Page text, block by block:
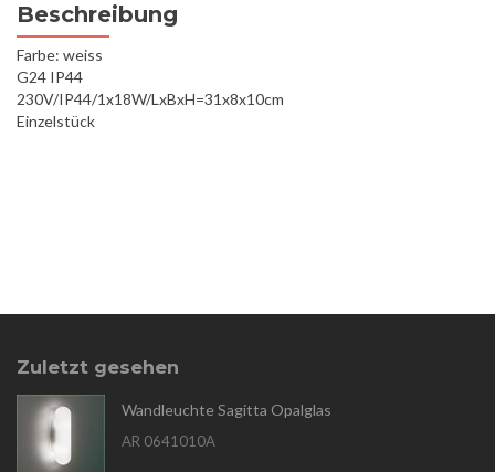
Beschreibung
Farbe: weiss
G24 IP44
230V/IP44/1x18W/LxBxH=31x8x10cm
Einzelstück
Zuletzt gesehen
Wandleuchte Sagitta Opalglas
AR 0641010A